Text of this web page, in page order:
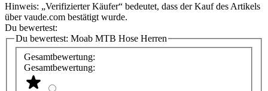
Hinweis: „Verifizierter Käufer“ bedeutet, dass der Kauf des Artikels
über vaude.com bestätigt wurde.
Du bewertest:
Du bewertest: Moab MTB Hose Herren
Gesamtbewertung:
Gesamtbewertung: